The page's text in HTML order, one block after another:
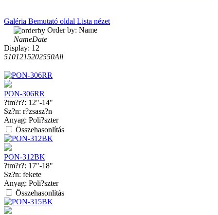
Galéria Bemutató oldal Lista nézet
Order by: Name
NameDate
Display: 12
5101215202550All
PON-306RR
?tm?r?: 12"-14"
Sz?n: r?zsasz?n
Anyag: Poli?szter
Összehasonlítás
PON-312BK
?tm?r?: 17"-18"
Sz?n: fekete
Anyag: Poli?szter
Összehasonlítás